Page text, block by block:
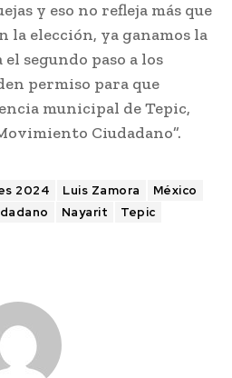
y eso no refleja más que
la elección, ya ganamos la
segundo paso a los
permiso para que
municipal de Tepic,
Ciudadano”.
2024 Luis Zamora
México
Nayarit Tepic